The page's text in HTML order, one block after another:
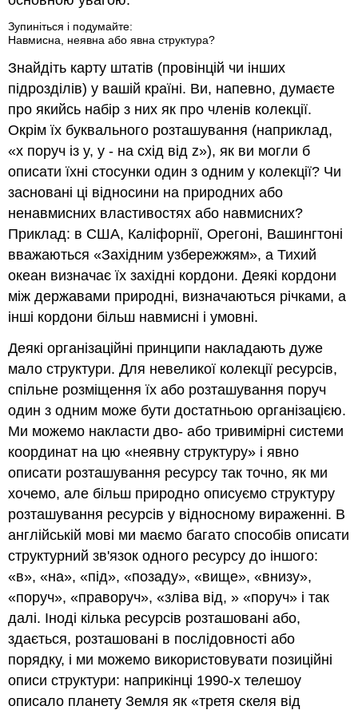
Зупиніться і подумайте:
Навмисна, неявна або явна структура?
Знайдіть карту штатів (провінцій чи інших
підрозділів) у вашій країні. Ви, напевно, думаєте
про якийсь набір з них як про членів колекції.
Окрім їх буквального розташування (наприклад,
«x поруч із y, y - на схід від z»), як ви могли б
описати їхні стосунки один з одним у колекції? Чи
засновані ці відносини на природних або
ненавмисних властивостях або навмисних?
Приклад: в США, Каліфорнії, Орегоні, Вашингтоні
вважаються «Західним узбережжям», а Тихий
океан визначає їх західні кордони. Деякі кордони
між державами природні, визначаються річками, а
інші кордони більш навмисні і умовні.
Деякі організаційні принципи накладають дуже
мало структури.Для невеликої колекції ресурсів,
спільне розміщення їх або розташування поруч
один з одним може бути достатньою організацією.
Ми можемо накласти дво- або тривимірні системи
координат на цю «неявну структуру» і явно
описати розташування ресурсу так точно, як ми
хочемо, але більш природно описуємо структуру
розташування ресурсів у відносному вираженні. В
англійській мові ми маємо багато способів описати
структурний зв'язок одного ресурсу до іншого:
«в», «на», «під», «позаду», «вище», «внизу»,
«поруч», «праворуч», «зліва від,» «поруч» і так
далі. Іноді кілька ресурсів розташовані або,
здається, розташовані в послідовності або
порядку, і ми можемо використовувати позиційні
описи структури: наприкінці 1990-х телешоу
описало планету Земля як «третя скеля від